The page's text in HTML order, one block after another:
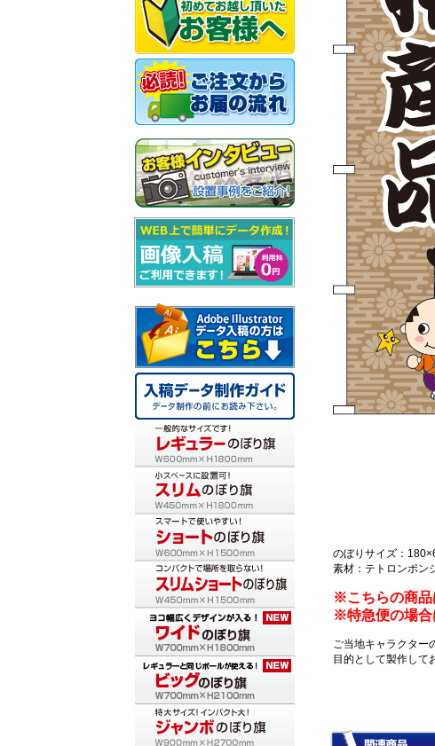
のぼりサイズ：
素材：テトロンポン
※こちらの商品
※特急便の場合
ご当地キャラクター
目的として製作して